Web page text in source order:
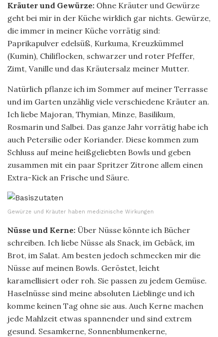
Kräuter und Gewürze: Ohne Kräuter und Gewürze
geht bei mir in der Küche wirklich gar nichts. Gewürze,
die immer in meiner Küche vorrätig sind:
Paprikapulver edelsüß, Kurkuma, Kreuzkümmel
(Kumin), Chiliflocken, schwarzer und roter Pfeffer,
Zimt, Vanille und das Kräutersalz meiner Mutter.
Natürlich pflanze ich im Sommer auf meiner Terrasse
und im Garten unzählig viele verschiedene Kräuter an.
Ich liebe Majoran, Thymian, Minze, Basilikum,
Rosmarin und Salbei. Das ganze Jahr vorrätig habe ich
auch Petersilie oder Koriander. Diese kommen zum
Schluss auf meine heißgeliebten Bowls und geben
zusammen mit ein paar Spritzer Zitrone allem einen
Extra-Kick an Frische und Säure.
Gewürze und Kräuter haben medizinische Wirkungen
Nüsse und Kerne: Über Nüsse könnte ich Bücher
schreiben. Ich liebe Nüsse als Snack, im Gebäck, im
Brot, im Salat. Am besten jedoch schmecken mir die
Nüsse auf meinen Bowls. Geröstet, leicht
karamellisiert oder roh. Sie passen zu jedem Gemüse.
Haselnüsse sind meine absoluten Lieblinge und ich
komme keinen Tag ohne sie aus. Auch Kerne machen
jede Mahlzeit etwas spannender und sind extrem
gesund. Sesamkerne, Sonnenblumenkerne,